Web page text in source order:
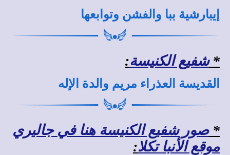
إيبارشية ببا والفشن وتوابعها
*شفيع الكنيسة:
القديسة العذراء مريم والدة الإله
*صور شفيع الكنيسة هنا في جاليري
موقع الأنبا تكلا: